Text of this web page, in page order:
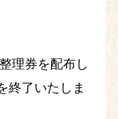
理券を配布し
終了いたしま